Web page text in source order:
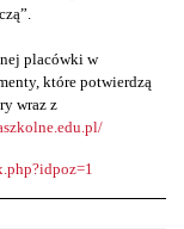
placówki w
które potwierdzą
wraz z